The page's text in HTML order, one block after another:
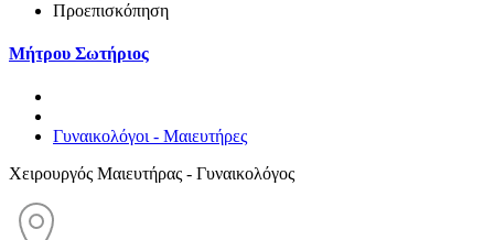
Προεπισκόπηση
Μήτρου Σωτήριος
Γυναικολόγοι - Μαιευτήρες
Χειρουργός Μαιευτήρας - Γυναικολόγος